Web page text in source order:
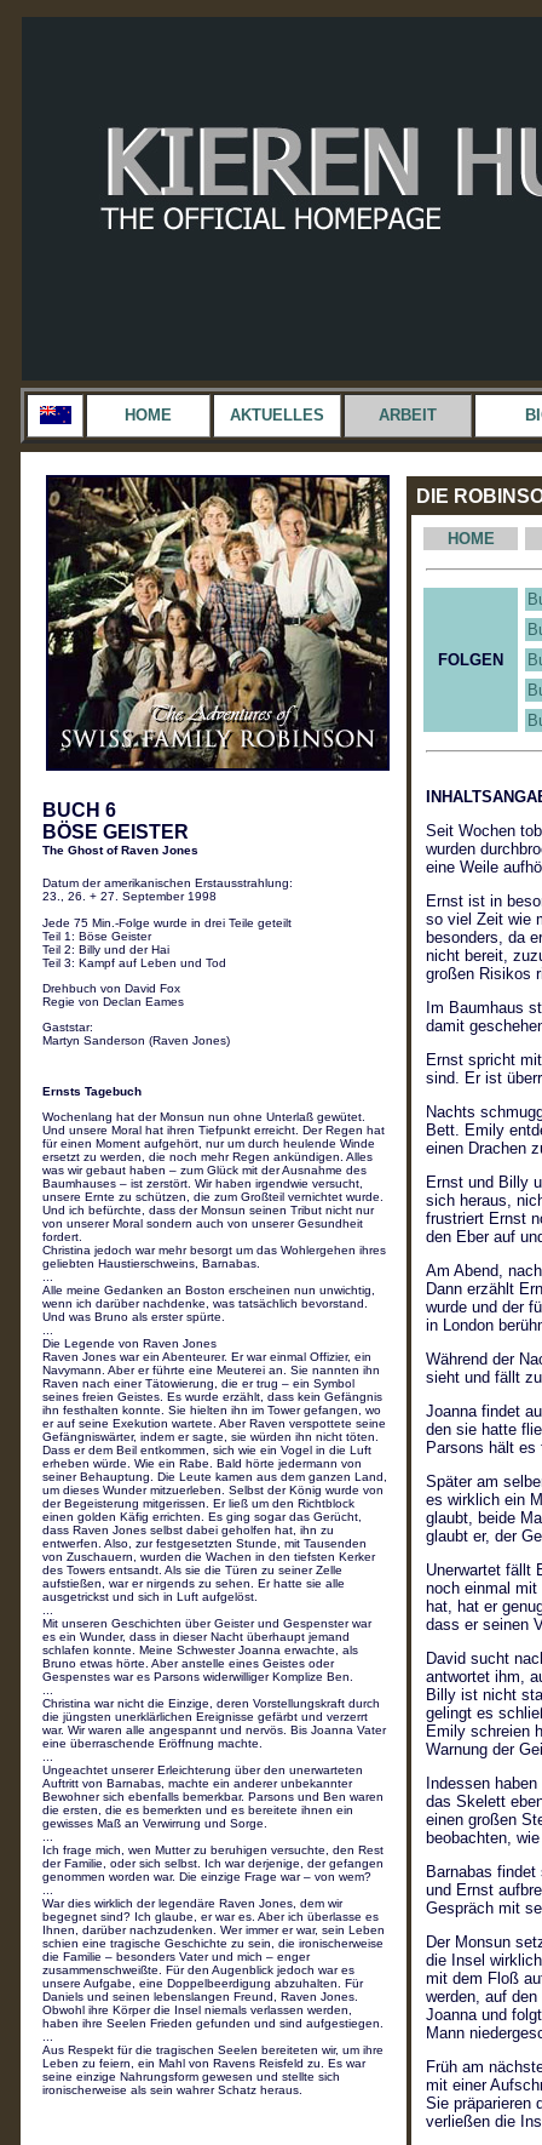
BUCH 6
BÖSE GEISTER
The Ghost of Raven Jones
Datum der amerikanischen Erstausstrahlung:
23., 26. + 27. September 1998
Jede 75 Min.-Folge wurde in drei Teile geteilt
Teil 1: Böse Geister
Teil 2: Billy und der Hai
Teil 3: Kampf auf Leben und Tod
Drehbuch von David Fox
Regie von Declan Eames
Gaststar:
Martyn Sanderson (Raven Jones)
Ernsts Tagebuch
Wochenlang hat der Monsun nun ohne Unterlaß gewütet.
Und unsere Moral hat ihren Tiefpunkt erreicht. Der Regen hat
für einen Moment aufgehört, nur um durch heulende Winde
ersetzt zu werden, die noch mehr Regen ankündigen. Alles
was wir gebaut haben – zum Glück mit der Ausnahme des
Baumhauses – ist zerstört. Wir haben irgendwie versucht,
unsere Ernte zu schützen, die zum Großteil vernichtet wurde.
Und ich befürchte, dass der Monsun seinen Tribut nicht nur
von unserer Moral sondern auch von unserer Gesundheit
fordert.
Christina jedoch war mehr besorgt um das Wohlergehen ihres
geliebten Haustierschweins, Barnabas.
Alle meine Gedanken an Boston erscheinen nun unwichtig,
wenn ich darüber nachdenke, was tatsächlich bevorstand.
Und was Bruno als erster spürte.
Die Legende von Raven Jones
Raven Jones war ein Abenteurer. Er war einmal Offizier, ein
Navymann. Aber er führte eine Meuterei an. Sie nannten ihn
Raven nach einer Tätowierung, die er trug – ein Symbol
seines freien Geistes. Es wurde erzählt, dass kein Gefängnis
ihn festhalten konnte. Sie hielten ihn im Tower gefangen, wo
er auf seine Exekution wartete. Aber Raven verspottete seine
Gefängniswärter, indem er sagte, sie würden ihn nicht töten.
Dass er dem Beil entkommen, sich wie ein Vogel in die Luft
erheben würde. Wie ein Rabe. Bald hörte jedermann von
seiner Behauptung. Die Leute kamen aus dem ganzen Land,
um dieses Wunder mitzuerleben. Selbst der König wurde von
der Begeisterung mitgerissen. Er ließ um den Richtblock
einen golden Käfig errichten. Es ging sogar das Gerücht,
dass Raven Jones selbst dabei geholfen hat, ihn zu
entwerfen. Also, zur festgesetzten Stunde, mit Tausenden
von Zuschauern, wurden die Wachen in den tiefsten Kerker
des Towers entsandt. Als sie die Türen zu seiner Zelle
aufstießen, war er nirgends zu sehen. Er hatte sie alle
ausgetrickst und sich in Luft aufgelöst.
Mit unseren Geschichten über Geister und Gespenster war
es ein Wunder, dass in dieser Nacht überhaupt jemand
schlafen konnte. Meine Schwester Joanna erwachte, als
Bruno etwas hörte. Aber anstelle eines Geistes oder
Gespenstes war es Parsons widerwilliger Komplize Ben.
Christina war nicht die Einzige, deren Vorstellungskraft durch
die jüngsten unerklärlichen Ereignisse gefärbt und verzerrt
war. Wir waren alle angespannt und nervös. Bis Joanna Vater
eine überraschende Eröffnung machte.
Ungeachtet unserer Erleichterung über den unerwarteten
Auftritt von Barnabas, machte ein anderer unbekannter
Bewohner sich ebenfalls bemerkbar. Parsons und Ben waren
die ersten, die es bemerkten und es bereitete ihnen ein
gewisses Maß an Verwirrung und Sorge.
Ich frage mich, wen Mutter zu beruhigen versuchte, den Rest
der Familie, oder sich selbst. Ich war derjenige, der gefangen
genommen worden war. Die einzige Frage war – von wem?
War dies wirklich der legendäre Raven Jones, dem wir
begegnet sind? Ich glaube, er war es. Aber ich überlasse es
Ihnen, darüber nachzudenken. Wer immer er war, sein Leben
schien eine tragische Geschichte zu sein, die ironischerweise
die Familie – besonders Vater und mich – enger
zusammenschweißte. Für den Augenblick jedoch war es
unsere Aufgabe, eine Doppelbeerdigung abzuhalten. Für
Daniels und seinen lebenslangen Freund, Raven Jones.
Obwohl ihre Körper die Insel niemals verlassen werden,
haben ihre Seelen Frieden gefunden und sind aufgestiegen.
Aus Respekt für die tragischen Seelen bereiteten wir, um ihre
Leben zu feiern, ein Mahl von Ravens Reisfeld zu. Es war
seine einzige Nahrungsform gewesen und stellte sich
ironischerweise als sein wahrer Schatz heraus.
DIE
HOME
FOLGEN
Seit Wochen
wurden
eine Weile
Ernst ist in
so viel Zeit wie
besonders, da
nicht bereit,
großen Risikos
Im Baumhaus
damit
Ernst spricht
sind. Er ist
Nachts
Bett. Emily
einen Drachen
Ernst und Billy
sich heraus,
frustriert Ernst
den Eber auf
Am Abend,
Dann erzählt
wurde und der
in London
Während der
sieht und fällt
Joanna findet
den sie hatte
Parsons hält es
Später am
es wirklich ein
glaubt, beide
glaubt er, der
Unerwartet fällt
noch einmal
hat, hat er
dass er seinen
David sucht
antwortet ihm,
Billy ist nicht
gelingt es
Emily schreien
Warnung der
Indessen
das Skelett
einen großen
beobachten,
Barnabas
und Ernst
Gespräch mit
Der Monsun
die Insel
mit dem Floß
werden, auf
Joanna und
Mann
Früh am
mit einer
Sie präparieren
verließen die
HOME AKTUELLES ARBEIT